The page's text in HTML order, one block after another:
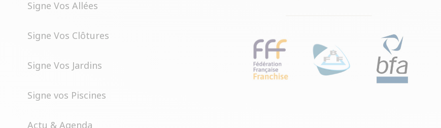
Signe Vos Allées
Signe Vos Clôtures
Signe Vos Jardins
Signe vos Piscines
Actu & Agenda